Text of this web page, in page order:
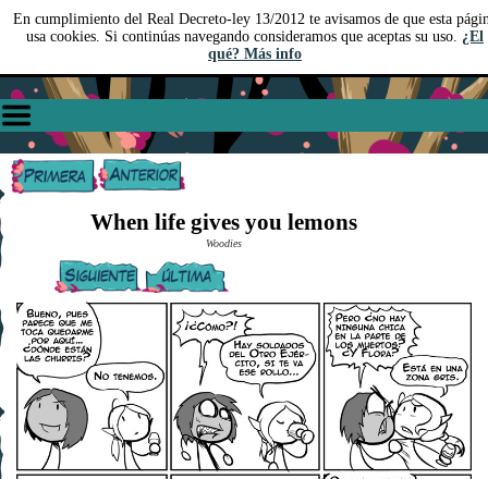
En cumplimiento del Real Decreto-ley 13/2012 te avisamos de que esta
usa cookies. Si continúas navegando consideramos que aceptas su uso. ¿El
qué? Más info
When life gives you lemons
Woodies